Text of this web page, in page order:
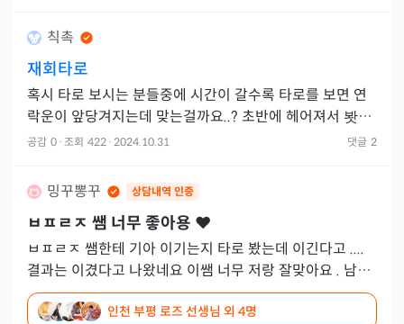
칙촉
재회타로
혹시 타로 보시는 분들중에 시간이 갈수록 타로를 보면 연
락운이 앞당겨지는데 맞는걸까요..? 초반에 헤어져서 봣을
땐(10월초) 11월12월 말씀해주셨긴 한데 어제 봣을때는
공감 0 · 조회 422 · 2024.10.31 댓글 2
밍꾸뽕꾸 상담내역 인증
ㅂㅍㄹㅈ 쌤 너무 좋아용 ❤️
ㅂㅍㄹㅈ 쌤한테 기아 이기는지 타로 봤는데 이긴다고 ....
결과는 이겼다고 나왔네요 이쌤 너무 저랑 잘맞아요 . 남자
친구랑 무슨 문제있다고 말안해듀 알아보시고 척척 뽑아주
시고 흐
인천 부평 로즈 선생님 외 4명